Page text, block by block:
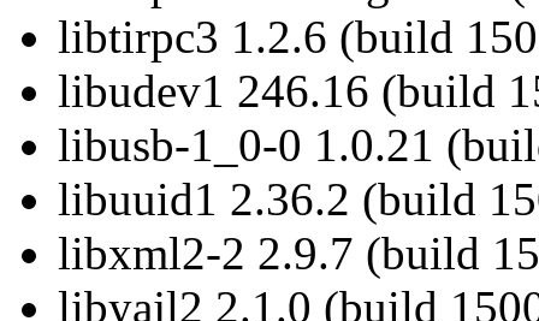
libtirpc3 1.2.6 (build
libudev1 246.16 (build
libusb-1_0-0 1.0.21
libuuid1 2.36.2 (build
libxml2-2 2.9.7 (build
libyajl2 2.1.0 (build